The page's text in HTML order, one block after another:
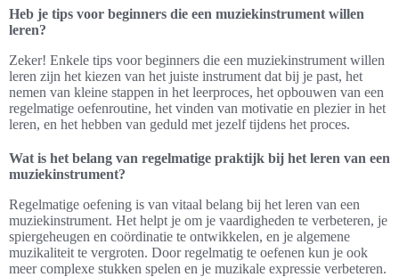
Heb je tips voor beginners die een muziekinstrument willen
leren?
Zeker! Enkele tips voor beginners die een muziekinstrument willen
leren zijn het kiezen van het juiste instrument dat bij je past, het
nemen van kleine stappen in het leerproces, het opbouwen van een
regelmatige oefenroutine, het vinden van motivatie en plezier in het
leren, en het hebben van geduld met jezelf tijdens het proces.
Wat is het belang van regelmatige praktijk bij het leren van een
muziekinstrument?
Regelmatige oefening is van vitaal belang bij het leren van een
muziekinstrument. Het helpt je om je vaardigheden te verbeteren, je
spiergeheugen en coördinatie te ontwikkelen, en je algemene
muzikaliteit te vergroten. Door regelmatig te oefenen kun je ook
meer complexe stukken spelen en je muzikale expressie verbeteren.